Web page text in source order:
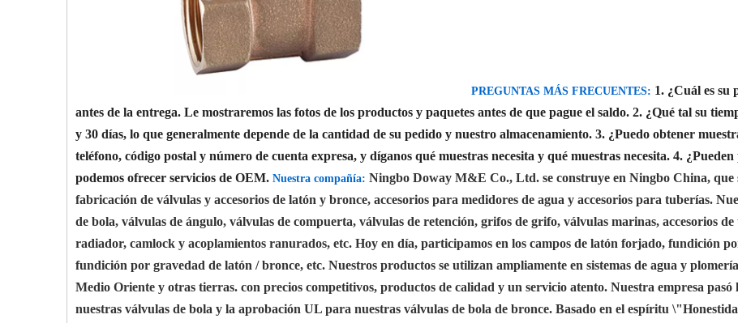
PREGUNTAS MÁS FRECUENTES: 1. ¿Cuál es su
antes de la entrega. Le mostraremos las fotos de los productos y paquetes antes de que pague el saldo. 2. ¿Qué tal su
y 30 días, lo que generalmente depende de la cantidad de su pedido y nuestro almacenamiento. 3. ¿Puedo obtener
teléfono, código postal y número de cuenta expresa, y díganos qué muestras necesita y qué muestras necesita. 4.
podemos ofrecer servicios de OEM. Nuestra compañía: Ningbo Doway M&E Co., Ltd. se construye en Ningbo China, que
fabricación de válvulas y accesorios de latón y bronce, accesorios para medidores de agua y accesorios para tuberías.
de bola, válvulas de ángulo, válvulas de compuerta, válvulas de retención, grifos de grifo, válvulas marinas, accesorios
radiador, camlock y acoplamientos ranurados, etc. Hoy en día, participamos en los campos de latón forjado, fundición
fundición por gravedad de latón / bronce, etc. Nuestros productos se utilizan ampliamente en sistemas de agua y
Medio Oriente y otras tierras. con precios competitivos, productos de calidad y un servicio atento. Nuestra empresa
nuestras válvulas de bola y la aprobación UL para nuestras válvulas de bola de bronce. Basado en el espíritu